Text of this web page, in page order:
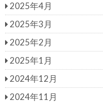
2025年4月
2025年3月
2025年2月
2025年1月
2024年12月
2024年11月